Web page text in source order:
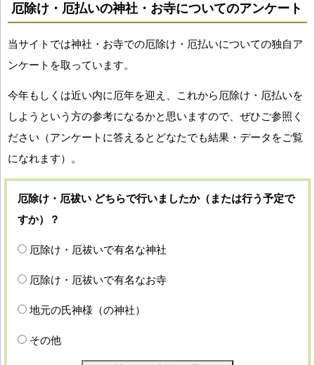
厄除け・厄払いの神社・お寺についてのアンケート
当サイトでは神社・お寺での厄除け・厄払いについての独自ア
ンケートを取っています。
今年もしくは近い内に厄年を迎え、これから厄除け・厄払いを
しようという方の参考になるかと思いますので、ぜひご参照く
ださい（アンケートに答えるとどなたでも結果・データをご覧
になれます）。
厄除け・厄祓い どちらで行いましたか（または行う予定で
すか）？
厄除け・厄祓いで有名な神社
厄除け・厄祓いで有名なお寺
地元の氏神様（の神社）
その他